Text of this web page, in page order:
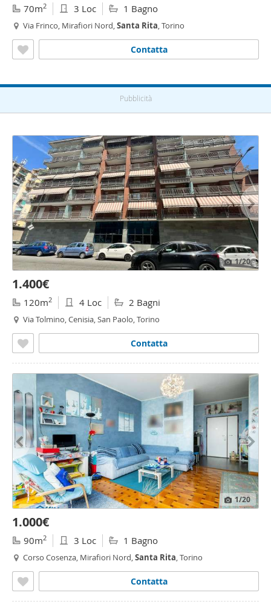
70m2 3 Loc 1 Bagno
Via Frinco, Mirafiori Nord,Santa Rita, Torino
Contatta
Pubblicità
1/20
1.400€
120m2 4 Loc 2 Bagni
Via Tolmino, Cenisia, San Paolo, Torino
Contatta
1/20
1.000€
90m2 3 Loc 1 Bagno
Corso Cosenza, Mirafiori Nord,Santa Rita, Torino
Contatta